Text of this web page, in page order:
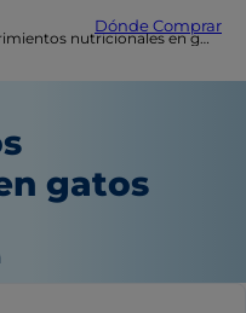
Dónde Comprar
nutricionales en gatos por etapas
gatos